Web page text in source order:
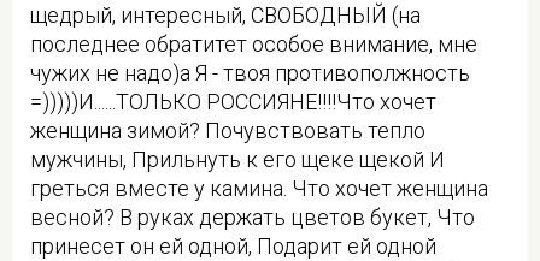
щедрый, интересный, СВОБОДНЫЙ (на
последнее обратитет особое внимание, мне
чужих не надо)а Я - твоя противополжность
=)))))И......ТОЛЬКО РОССИЯНЕ!!!!Что хочет
женщина зимой? Почувствовать тепло
мужчины, Прильнуть к его щеке щекой И
греться вместе у камина. Что хочет женщина
весной? В руках держать цветов букет, Что
принесет он ей одной, Подарит ей одной